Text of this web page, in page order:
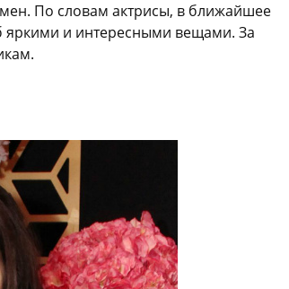
По словам актрисы, в ближайшее
яркими и интересными вещами. За